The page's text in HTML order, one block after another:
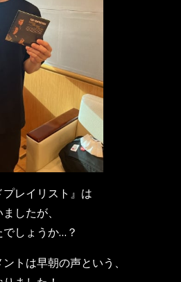
レイリスト』は
したが、
しょうか…？
トは早朝の声という、